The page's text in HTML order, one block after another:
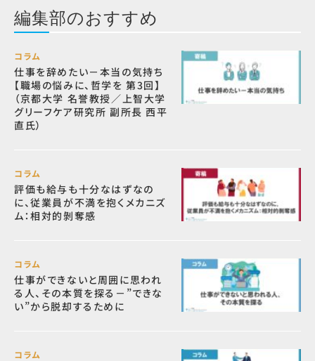
編集部のおすすめ
コラム
仕事を辞めたい－本当の気持ち
【職場の悩みに、哲学を 第3回】
（京都大学 名誉教授／上智大学
グリーフケア研究所 副所長 西平
直氏）
コラム
評価も給与も十分なはずなの
に、従業員が不満を抱くメカニズ
ム：相対的剝奪感
コラム
仕事ができないと周囲に思われ
る人、その本質を探る－”できな
い”から脱却するために
コラム